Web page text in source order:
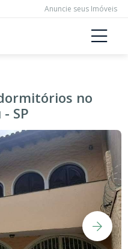
Anuncie seus Imóveis
no
SP